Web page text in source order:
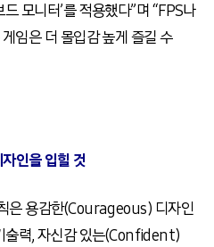
모니터’를 적용했다”며 “FPS나
임은 더 몰입감 높게 즐길 수
인을 입힐 것
은 용감한(Courageous) 디자인
력, 자신감 있는(Confident)